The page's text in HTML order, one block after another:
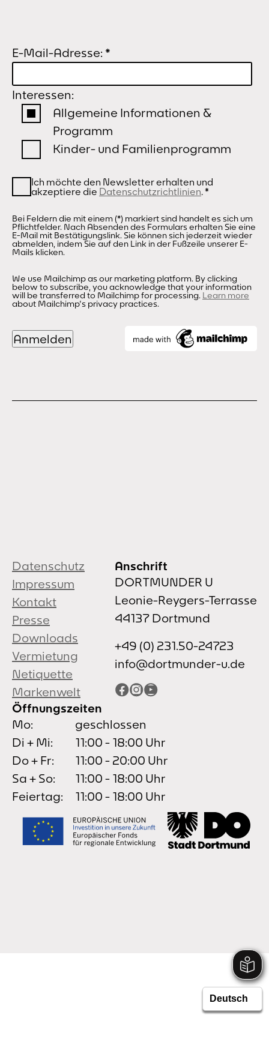
E-Mail-Adresse: *
Interessen:
Allgemeine Informationen &
Programm
Kinder- und Familienprogramm
Ich möchte den Newsletter erhalten und
akzeptiere die Datenschutzrichtlinien.*
Bei Feldern die mit einem (*) markiert sind handelt es sich um
Pflichtfelder. Nach Absenden des Formulars erhalten Sie eine
E-Mail mit Bestätigungslink. Sie können sich jederzeit wieder
abmelden, indem Sie auf den Link in der Fußzeile unserer E-
Mails klicken.
We use Mailchimp as our marketing platform. By clicking
below to subscribe, you acknowledge that your information
will be transferred to Mailchimp for processing. Learn more
about Mailchimp's privacy practices.
Datenschutz
Impressum
Kontakt
Presse
Downloads
Vermietung
Netiquette
Markenwelt
Anschrift
DORTMUNDER U
Leonie-Reygers-Terrasse
44137 Dortmund
+49 (0) 231.50-24723
info@dortmunder-u.de
Facebook
Instagram
YouTube
Öffnungszeiten
Mo:
geschlossen
Di + Mi:
11:00 - 18:00 Uhr
Do + Fr:
11:00 - 20:00 Uhr
Sa + So:
11:00 - 18:00 Uhr
Feiertag:
11:00 - 18:00 Uhr